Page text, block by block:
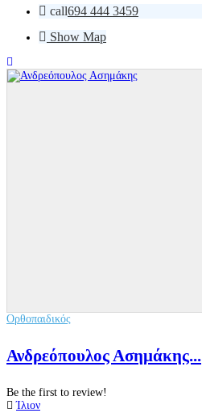
call694 444 3459
Show Map
Ορθοπαιδικός
Ανδρεόπουλος Ασημάκης...
Be the first to review!
Ίλιον